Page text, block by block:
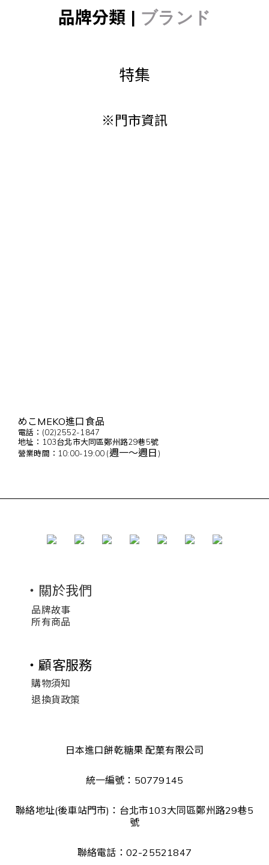
品牌分類 | ブランド
特集
※門市資訊
めこMEKO進口食品
電話：(02)2552-1847
地址：103台北市大同區鄭州路29巷5號
營業時間：10:00-19:00 (週一～週日 )
・關於我們
品牌故事
所有商品
・顧客服務
購物須知
退換貨政策
日本進口餅乾糖果 配菓有限公司
統一編號：50779145
聯絡地址(後車站門市)：台北市103大同區鄭州路29巷5
號
聯絡電話：02-25521847